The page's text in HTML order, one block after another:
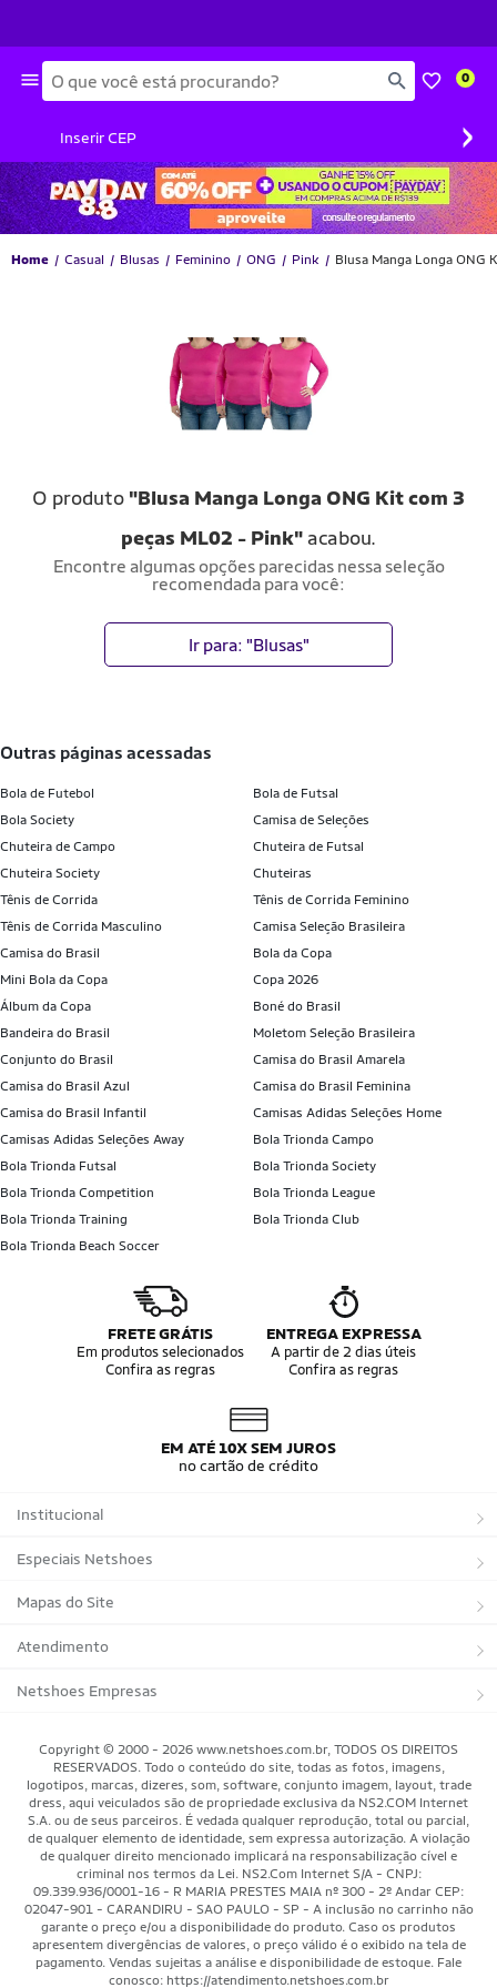
Busca 0
Inserir CEP ›
Home Casual Blusas Feminino ONG Pink Blusa Manga Longa ONG
O produto "Blusa Manga Longa ONG Kit com 3
peças ML02 - Pink"acabou.
Encontre algumas opções parecidas nessa seleção
recomendada para você:
Ir para: "Blusas"
outras páginas acessadas
Bola de Futebol
Bola de Futsal
Bola Society
Camisa de Seleções
Chuteira de Campo
Chuteira de Futsal
Chuteira Society
Chuteiras
Tênis de Corrida
Tênis de Corrida Feminino
Tênis de Corrida Masculino
Camisa Seleção Brasileira
Camisa do Brasil
Bola da Copa
Mini Bola da Copa
Copa 2026
Álbum da Copa
Boné do Brasil
Bandeira do Brasil
Moletom Seleção Brasileira
Conjunto do Brasil
Camisa do Brasil Amarela
Camisa do Brasil Azul
Camisa do Brasil Feminina
Camisa do Brasil Infantil
Camisas Adidas Seleções Home
Camisas Adidas Seleções Away
Bola Trionda Campo
Bola Trionda Futsal
Bola Trionda Society
Bola Trionda Competition
Bola Trionda League
Bola Trionda Training
Bola Trionda Club
Bola Trionda Beach Soccer
FRETE GRÁTIS
Em produtos selecionados
Confira as regras
ENTREGA EXPRESSA
A partir de 2 dias úteis
Confira as regras
EM ATÉ 10X SEM JUROS
no cartão de crédito
Institucional
Sobre a Netshoes
Política de Privacidade
Programa de Afiliados
Regulamentos
Programa de Integridade
Blog
Black Friday Magalu
Black Friday Netshoes
Lojas Físicas
Especiais Netshoes
Suplementos
Corrida
Bicicletas
Basquete
Motorsport
Saúde Bem-Estar
Aventura
Mundo das Raquetes
Mapas do Site
Marcas
Tipos de Produtos
Atendimento
Trocas e devoluções
Minha Conta
Meus Pedidos
Pagamentos
Cancelamentos
Segurança & Privacidade
Como Comprar
Netshoes Empresas
Copyright © 2000 - 2026 www.netshoes.com.br, TODOS OS DIREITOS
RESERVADOS. Todo o conteúdo do site, todas as fotos, imagens,
logotipos, marcas, dizeres, som, software, conjunto imagem, layout, trade
dress, aqui veiculados são de propriedade exclusiva da NS2.COM Internet
S.A. ou de seus parceiros. É vedada qualquer reprodução, total ou parcial,
de qualquer elemento de identidade, sem expressa autorização. A violação
de qualquer direito mencionado implicará na responsabilização cível e
criminal nos termos da Lei. NS2.Com Internet S/A - CNPJ:
09.339.936/0001-16 - R MARIA PRESTES MAIA nº 300 - 2º Andar CEP:
02047-901 - CARANDIRU - SAO PAULO - SP - A inclusão no carrinho não
garante o preço e/ou a disponibilidade do produto. Caso os produtos
apresentem divergências de valores, o preço válido é o exibido na tela de
pagamento. Vendas sujeitas a análise e disponibilidade de estoque. Fale
conosco: https://atendimento.netshoes.com.br